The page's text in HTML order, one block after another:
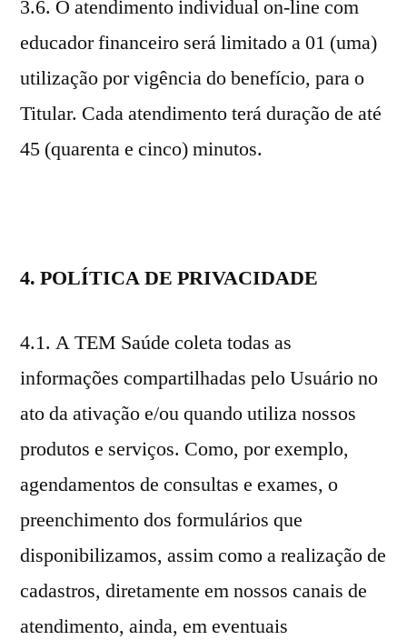
3.6. O atendimento individual on-line com
educador financeiro será limitado a 01 (uma)
utilização por vigência do benefício, para o
Titular. Cada atendimento terá duração de até
45 (quarenta e cinco) minutos.
4. POLÍTICA DE PRIVACIDADE
4.1. A TEM Saúde coleta todas as
informações compartilhadas pelo Usuário no
ato da ativação e/ou quando utiliza nossos
produtos e serviços. Como, por exemplo,
agendamentos de consultas e exames, o
preenchimento dos formulários que
disponibilizamos, assim como a realização de
cadastros, diretamente em nossos canais de
atendimento, ainda, em eventuais